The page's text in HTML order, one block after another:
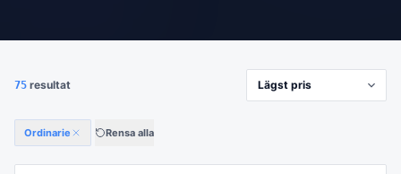
75 resultat
Ordinarie Rensa alla